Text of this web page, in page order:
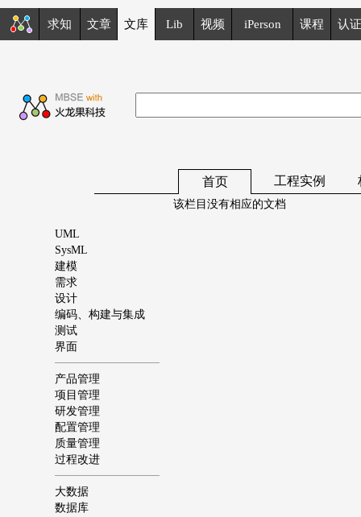
求知 文章 文库 Lib 视频 iPerson 课程 认证
首页 工程实例
UML
SysML
建模
需求
设计
编码、构建与集成
测试
界面
产品管理
项目管理
研发管理
配置管理
质量管理
过程改进
大数据
数据库
该栏目没有相应的文档